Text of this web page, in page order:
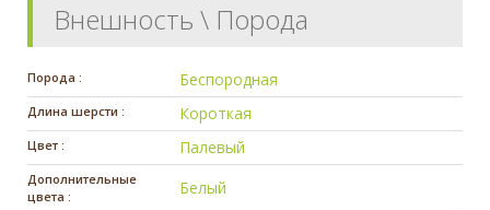
Внешность \ Порода
Порода : Беспородная
Длина шерсти : Короткая
Цвет : Палевый
Дополнительные
цвета :
Белый